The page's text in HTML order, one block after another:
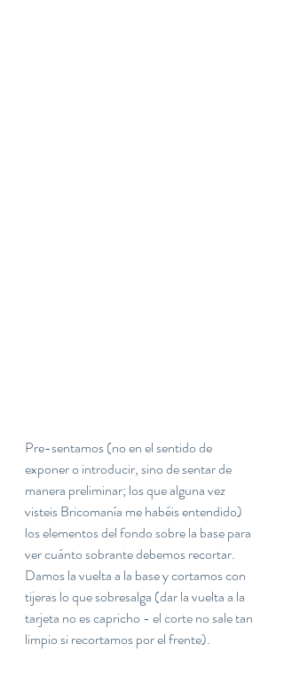
Pre-sentamos (no en el sentido de
exponer o introducir, sino de sentar de
manera preliminar; los que alguna vez
visteis Bricomanía me habéis entendido)
los elementos del fondo sobre la base para
ver cuánto sobrante debemos recortar.
Damos la vuelta a la base y cortamos con
tijeras lo que sobresalga (dar la vuelta a la
tarjeta no es capricho - el corte no sale tan
limpio si recortamos por el frente).